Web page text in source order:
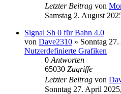
Letzter Beitrag von
Samstag 2. August
Signal Sh 0 für Bahn 4.0
von Dave2310 » Sonntag
Nutzerdefinierte Grafiken
0 Antworten
65030 Zugriffe
Letzter Beitrag von
Sonntag 27. April